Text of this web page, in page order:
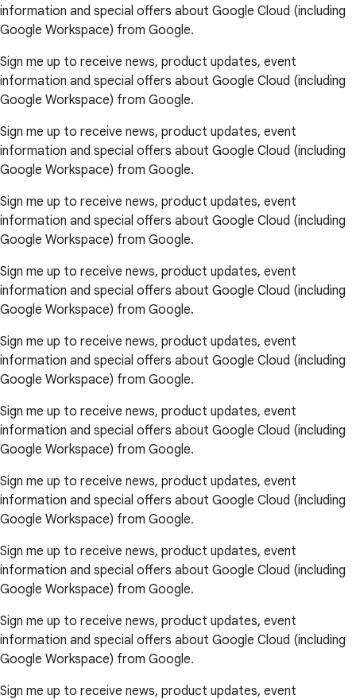
information and special offers about Google Cloud (including
Google Workspace) from Google.
Sign me up to receive news, product updates, event
information and special offers about Google Cloud (including
Google Workspace) from Google.
Sign me up to receive news, product updates, event
information and special offers about Google Cloud (including
Google Workspace) from Google.
Sign me up to receive news, product updates, event
information and special offers about Google Cloud (including
Google Workspace) from Google.
Sign me up to receive news, product updates, event
information and special offers about Google Cloud (including
Google Workspace) from Google.
Sign me up to receive news, product updates, event
information and special offers about Google Cloud (including
Google Workspace) from Google.
Sign me up to receive news, product updates, event
information and special offers about Google Cloud (including
Google Workspace) from Google.
Sign me up to receive news, product updates, event
information and special offers about Google Cloud (including
Google Workspace) from Google.
Sign me up to receive news, product updates, event
information and special offers about Google Cloud (including
Google Workspace) from Google.
Sign me up to receive news, product updates, event
information and special offers about Google Cloud (including
Google Workspace) from Google.
Sign me up to receive news, product updates, event